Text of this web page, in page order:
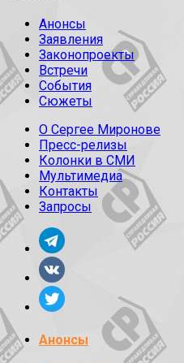
Анонсы
Заявления
Законопроекты
Встречи
События
Сюжеты
О Сергее Миронове
Пресс-релизы
Колонки в СМИ
Мультимедиа
Контакты
Запросы
Анонсы